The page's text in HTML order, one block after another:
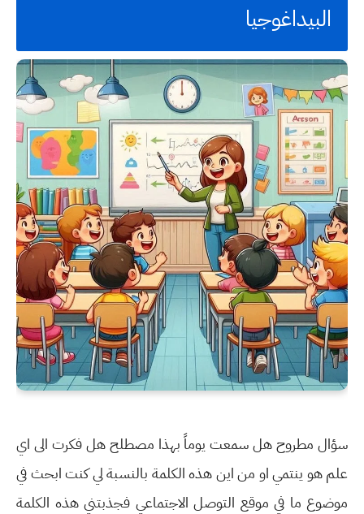
البيداغوجيا
سؤال مطروح هل سمعت يوماً بهذا مصطلح هل فكرت الى اي
علم هو ينتمي او من اين هذه الكلمة بالنسبة لي كنت ابحث في
موضوع ما في موقع التوصل الاجتماعي فجذبتني هذه الكلمة